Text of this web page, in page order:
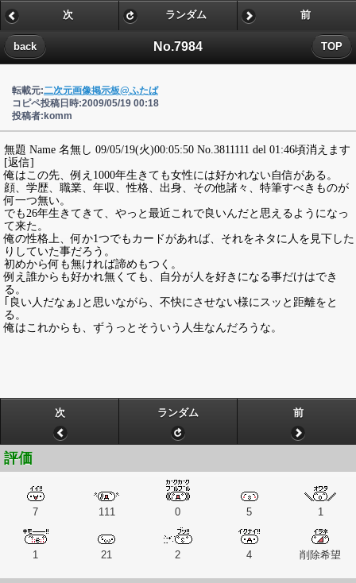
No.7984
back TOP
次 ランダム 前
転載元:二次元画像掲示板@ふたば
コピペ投稿日時:2009/05/19 00:18
投稿者:komm
無題 Name 名無し 09/05/19(火)00:05:50 No.3811111 del 01:46頃消えます
[返信]
俺はこの先、例え1000年生きても女性には好かれない自信がある。
顔、学歴、職業、年収、性格、出身、その他諸々、特筆すべきものが
何一つ無い。
でも26年生きてきて、やっと最近これで良いんだと思えるようになっ
て来た。
俺の性格上、何か1つでもカードがあれば、それをネタに人を見下した
りしていた事だろう。
初めから何も無ければ諦めもつく。
例え誰からも好かれ無くても、自分が人を好きになる事だけはでき
る。
｢良い人だなぁ｣と思いながら、不快にさせない様にスッと距離をと
る。
俺はこれからも、ずうっとそういう人生なんだろうな。
次 ランダム 前
評価
7 111 0 5 1
1 21 2 4 削除希望